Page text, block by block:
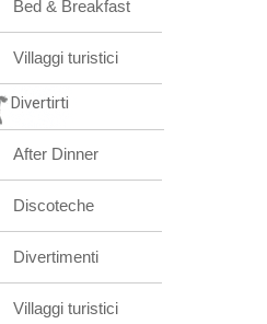
Bed & Breakfast
Villaggi turistici
Divertirti
After Dinner
Discoteche
Divertimenti
Villaggi turistici